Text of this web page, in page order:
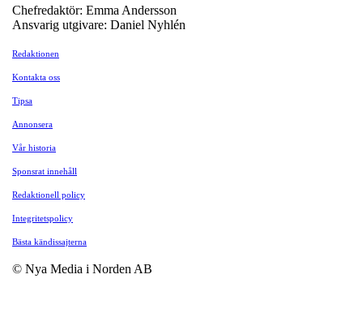
Chefredaktör: Emma Andersson
Ansvarig utgivare: Daniel Nyhlén
Redaktionen
Kontakta oss
Tipsa
Annonsera
Vår historia
Sponsrat innehåll
Redaktionell policy
Integritetspolicy
Bästa kändissajterna
© Nya Media i Norden AB